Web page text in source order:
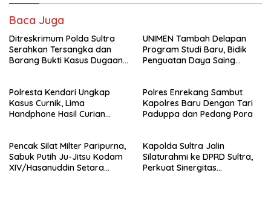
Baca Juga
Ditreskrimum Polda Sultra
Serahkan Tersangka dan
Barang Bukti Kasus Dugaan
Kejaksaan
UNIMEN Tambah Delapan
Program Studi Baru, Bidik
Penguatan Daya Saing
Polresta Kendari Ungkap
Kasus Curnik, Lima
Handphone Hasil Curian
Polres Enrekang Sambut
Kapolres Baru Dengan Tari
Paduppa dan Pedang Pora
Pencak Silat Milter Paripurna,
Sabuk Putih Ju-Jitsu Kodam
XIV/Hasanuddin Setara
Kapolda Sultra Jalin
Silaturahmi ke DPRD Sultra,
Perkuat Sinergitas